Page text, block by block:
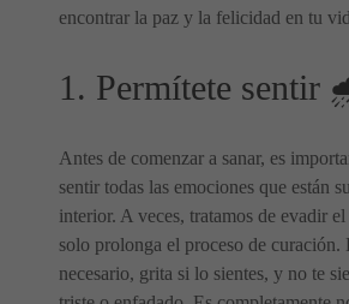
encontrar la paz y la felicidad en tu
1. Permítete sentir
Antes de comenzar a sanar, es
sentir todas las emociones que están
interior. A veces, tratamos de evadir
solo prolonga el proceso de curación.
necesario, grita si lo sientes, y no te